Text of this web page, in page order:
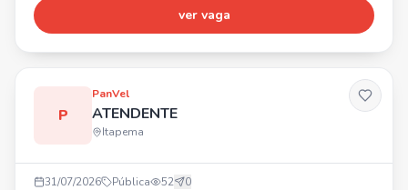
Requisitos: • Experiência na função Entre em contato por
mensagem.
ver vaga
P
PanVel
ATENDENTE
Itapema
31/07/2026 Pública 52 0